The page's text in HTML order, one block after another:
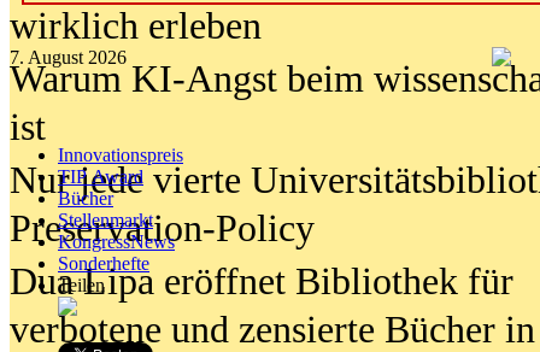
7. August 2026
Innovationspreis
TIP Award
Bücher
Stellenmarkt
KongressNews
Sonderhefte
Teilen
wirklich erleben
Warum KI-Angst beim
ist
Nur jede vierte
Preservation-Policy
Dua Lipa eröffnet Bibliothek für
verbotene und zensierte Bücher